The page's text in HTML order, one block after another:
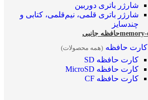
شارژر باتری دوربین
شارژر باتری قلمی، نیم‌قلمی، کتابی و
چندسایز
حافظه جانبی
کارت حافظه (همه محصولات)
کارت حافظه SD
کارت حافظه MicroSD
کارت حافظه CF